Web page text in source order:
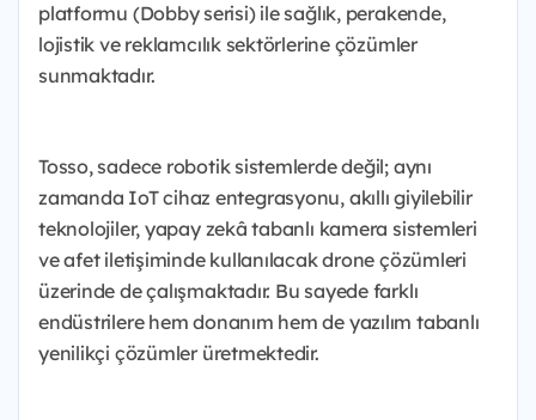
platformu (Dobby serisi) ile sağlık, perakende,
lojistik ve reklamcılık sektörlerine çözümler
sunmaktadır.
Tosso, sadece robotik sistemlerde değil; aynı
zamanda IoT cihaz entegrasyonu, akıllı giyilebilir
teknolojiler, yapay zekâ tabanlı kamera sistemleri
ve afet iletişiminde kullanılacak drone çözümleri
üzerinde de çalışmaktadır. Bu sayede farklı
endüstrilere hem donanım hem de yazılım tabanlı
yenilikçi çözümler üretmektedir.